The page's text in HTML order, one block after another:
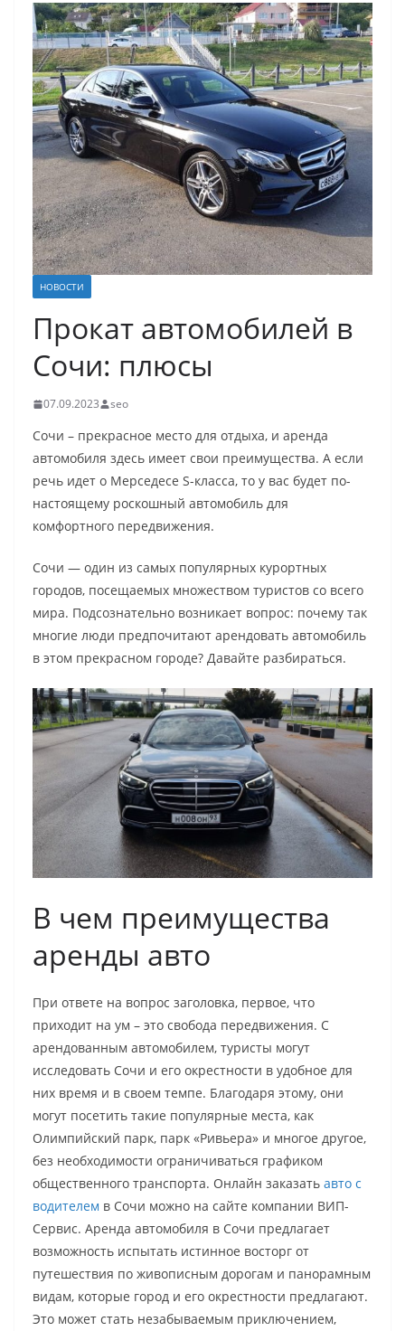
НОВОСТИ
Прокат автомобилей в
Сочи: плюсы
07.09.2023 seo
Сочи – прекрасное место для отдыха, и аренда
автомобиля здесь имеет свои преимущества. А если
речь идет о Мерседесе S-класса, то у вас будет по-
настоящему роскошный автомобиль для
комфортного передвижения.
Сочи — один из самых популярных курортных
городов, посещаемых множеством туристов со всего
мира. Подсознательно возникает вопрос: почему так
многие люди предпочитают арендовать автомобиль
в этом прекрасном городе? Давайте разбираться.
В чем преимущества
аренды авто
При ответе на вопрос заголовка, первое, что
приходит на ум – это свобода передвижения. С
арендованным автомобилем, туристы могут
исследовать Сочи и его окрестности в удобное для
них время и в своем темпе. Благодаря этому, они
могут посетить такие популярные места, как
Олимпийский парк, парк «Ривьера» и многое другое,
без необходимости ограничиваться графиком
общественного транспорта. Онлайн заказать авто с
водителем в Сочи можно на сайте компании ВИП-
Сервис. Аренда автомобиля в Сочи предлагает
возможность испытать истинное восторг от
путешествия по живописным дорогам и панорамным
видам, которые город и его окрестности предлагают.
Это может стать незабываемым приключением,